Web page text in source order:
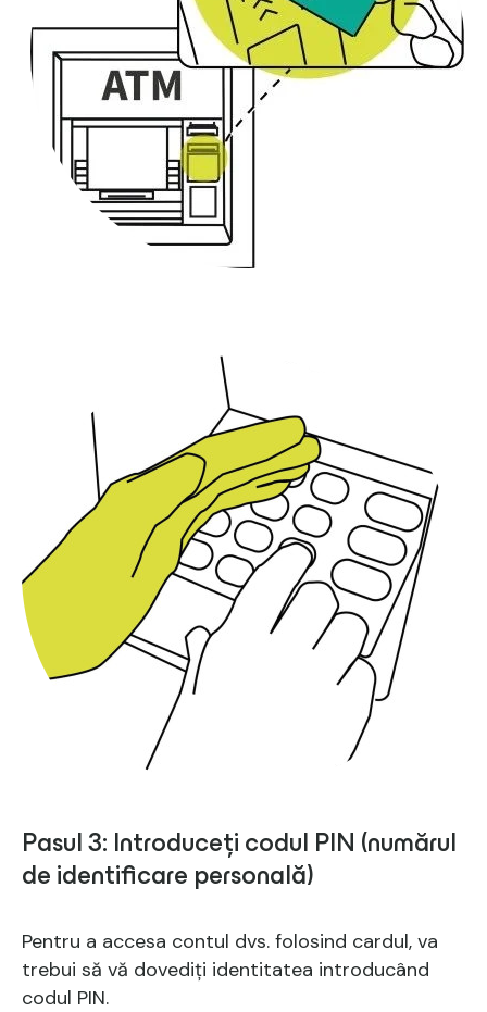
Pasul 3: Introduceți codul PIN (numărul
de identificare personală)
Pentru a accesa contul dvs. folosind cardul, va
trebui să vă dovediți identitatea introducând
codul PIN.